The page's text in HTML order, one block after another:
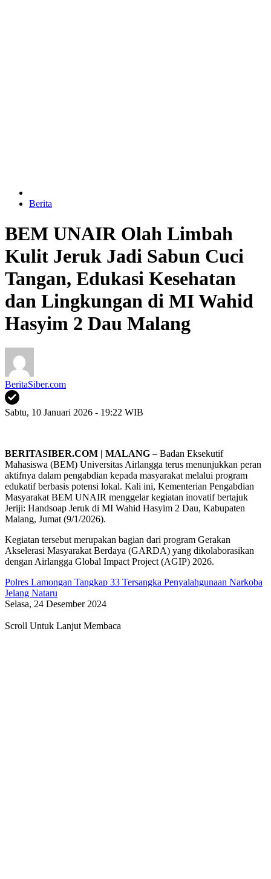
Berita
BEM UNAIR Olah Limbah
Kulit Jeruk Jadi Sabun Cuci
Tangan, Edukasi Kesehatan
dan Lingkungan di MI Wahid
Hasyim 2 Dau Malang
BeritaSiber.com
Sabtu, 10 Januari 2026 - 19:22 WIB
BERITASIBER.COM | MALANG – Badan Eksekutif
Mahasiswa (BEM) Universitas Airlangga terus menunjukkan peran
aktifnya dalam pengabdian kepada masyarakat melalui program
edukatif berbasis potensi lokal. Kali ini, Kementerian Pengabdian
Masyarakat BEM UNAIR menggelar kegiatan inovatif bertajuk
Jeriji: Handsoap Jeruk di MI Wahid Hasyim 2 Dau, Kabupaten
Malang, Jumat (9/1/2026).
Kegiatan tersebut merupakan bagian dari program Gerakan
Akselerasi Masyarakat Berdaya (GARDA) yang dikolaborasikan
dengan Airlangga Global Impact Project (AGIP) 2026.
Polres Lamongan Tangkap 33 Tersangka Penyalahgunaan Narkoba
Jelang Nataru
Selasa, 24 Desember 2024
Scroll Untuk Lanjut Membaca